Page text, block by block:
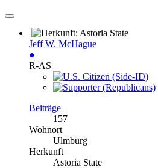
Jeff W. McHague
●
R-AS
Beiträge
157
Wohnort
Ulmburg
Herkunft
Astoria State